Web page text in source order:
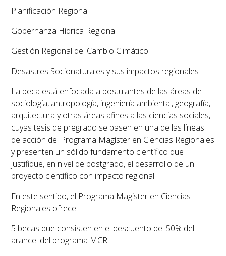
Planificación Regional
Gobernanza Hídrica Regional
Gestión Regional del Cambio Climático
Desastres Socionaturales y sus impactos regionales
La beca está enfocada a postulantes de las áreas de
sociología, antropología, ingeniería ambiental, geografía,
arquitectura y otras áreas afines a las ciencias sociales,
cuyas tesis de pregrado se basen en una de las líneas
de acción del Programa Magíster en Ciencias Regionales
y presenten un sólido fundamento científico que
justifique, en nivel de postgrado, el desarrollo de un
proyecto científico con impacto regional.
En este sentido, el Programa Magister en Ciencias
Regionales ofrece:
5 becas que consisten en el descuento del 50% del
arancel del programa MCR.